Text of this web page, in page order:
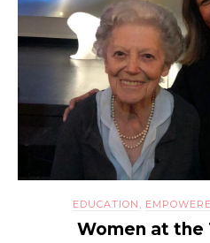
EDUCATION
Women at the